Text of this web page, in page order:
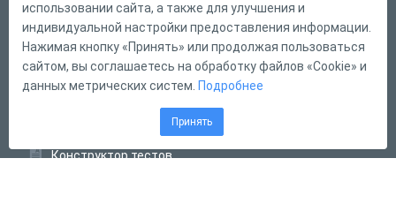
Русский
Справка
Форма обратной связи
Конструктор тестов
использовании сайта, а также для улучшения и
индивидуальной настройки предоставления информации.
Нажимая кнопку «Принять» или продолжая пользоваться
сайтом, вы соглашаетесь на обработку файлов «Cookie» и
данных метрических систем. Подробнее
Принять